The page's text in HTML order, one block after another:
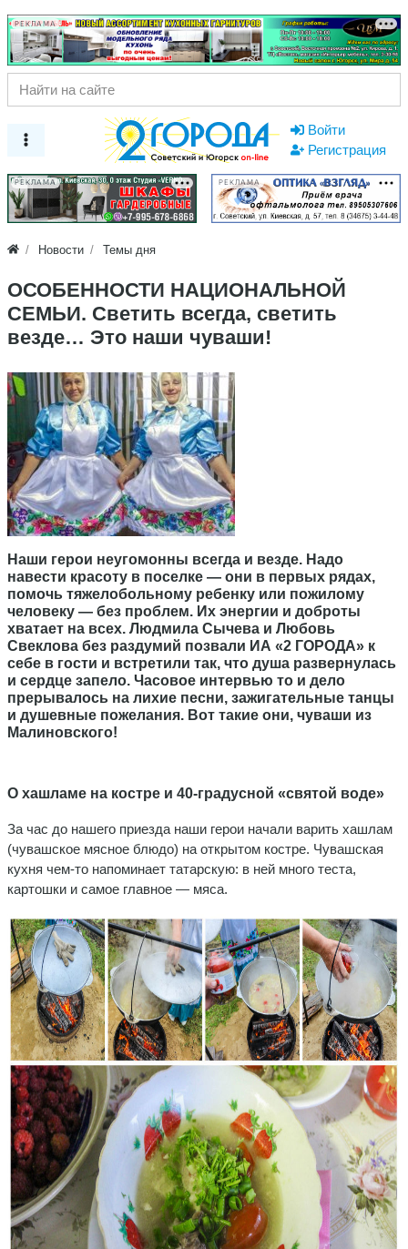
РЕКЛАМА
Войти
Регистрация
РЕКЛАМА РЕКЛАМА
Новости Темы дня
ОСОБЕННОСТИ НАЦИОНАЛЬНОЙ
СЕМЬИ. Светить всегда, светить
везде… Это наши чуваши!
Наши герои неугомонны всегда и везде. Надо
навести красоту в поселке — они в первых рядах,
помочь тяжелобольному ребенку или пожилому
человеку — без проблем. Их энергии и доброты
хватает на всех. Людмила Сычева и Любовь
Свеклова без раздумий позвали ИА «2 ГОРОДА» к
себе в гости и встретили так, что душа развернулась
и сердце запело. Часовое интервью то и дело
прерывалось на лихие песни, зажигательные танцы
и душевные пожелания. Вот такие они, чуваши из
Малиновского!
О хашламе на костре и 40-градусной «святой воде»
За час до нашего приезда наши герои начали варить хашлам
(чувашское мясное блюдо) на открытом костре. Чувашская
кухня чем-то напоминает татарскую: в ней много теста,
картошки и самое главное — мяса.